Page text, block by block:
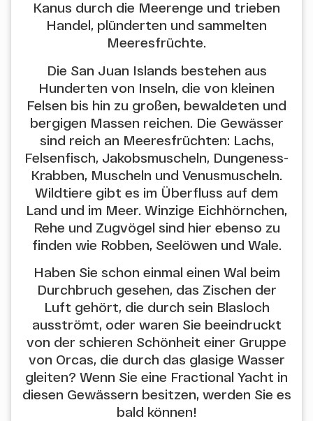
Kanus durch die Meerenge und trieben
Handel, plünderten und sammelten
Meeresfrüchte.
Die San Juan Islands bestehen aus
Hunderten von Inseln, die von kleinen
Felsen bis hin zu großen, bewaldeten und
bergigen Massen reichen. Die Gewässer
sind reich an Meeresfrüchten: Lachs,
Felsenfisch, Jakobsmuscheln, Dungeness-
Krabben, Muscheln und Venusmuscheln.
Wildtiere gibt es im Überfluss auf dem
Land und im Meer. Winzige Eichhörnchen,
Rehe und Zugvögel sind hier ebenso zu
finden wie Robben, Seelöwen und Wale.
Haben Sie schon einmal einen Wal beim
Durchbruch gesehen, das Zischen der
Luft gehört, die durch sein Blasloch
ausströmt, oder waren Sie beeindruckt
von der schieren Schönheit einer Gruppe
von Orcas, die durch das glasige Wasser
gleiten? Wenn Sie eine Fractional Yacht in
diesen Gewässern besitzen, werden Sie es
bald können!